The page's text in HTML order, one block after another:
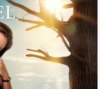
des parents. L’histoire
ne voudrait vivre. L’un
malade. Pendant
ni le nom de la maladie